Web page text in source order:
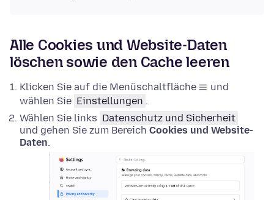
Alle Cookies und Website-Daten
löschen sowie den Cache leeren
Klicken Sie auf die Menüschaltfläche
und
wählen Sie Einstellungen .
Wählen Sie links Datenschutz und Sicherheit
und gehen Sie zum Bereich Cookies und Website-
Daten.